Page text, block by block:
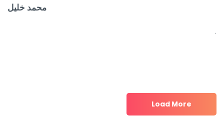
محمد خليل
.
Load More